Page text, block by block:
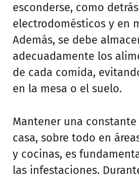
esconderse, como
electrodomésticos y en
Además, se debe
adecuadamente los
de cada comida,
en la mesa o el suelo.
Mantener una constante
casa, sobre todo en
y cocinas, es
las infestaciones.